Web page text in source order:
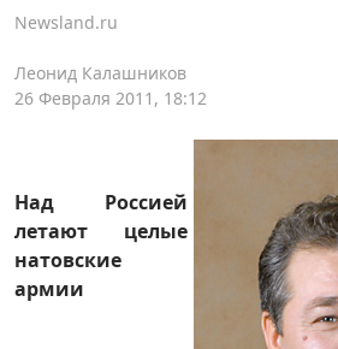
Newsland.ru
Леонид Калашников
26 Февраля 2011, 18:12
Над Россией
летают целые
натовские
армии